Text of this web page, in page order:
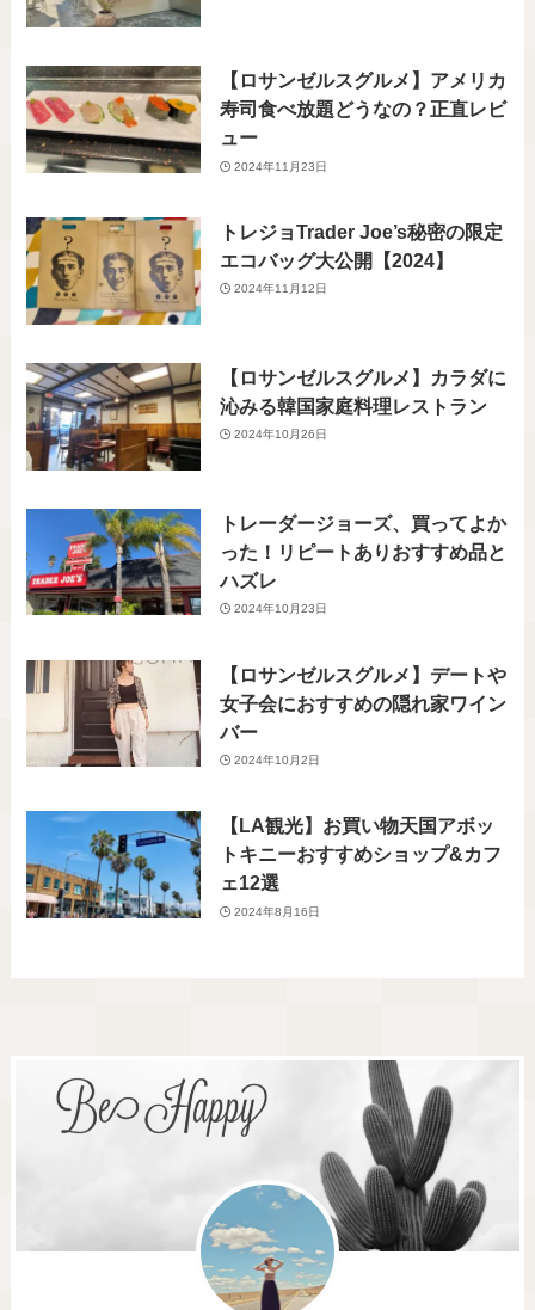
【ロサンゼルスグルメ】アメリカ
寿司食べ放題どうなの？正直レビ
ュー
2024年11月23日
トレジョTrader Joe’s秘密の限定
エコバッグ大公開【2024】
2024年11月12日
【ロサンゼルスグルメ】カラダに
沁みる韓国家庭料理レストラン
2024年10月26日
トレーダージョーズ、買ってよか
った！リピートありおすすめ品と
ハズレ
2024年10月23日
【ロサンゼルスグルメ】デートや
女子会におすすめの隠れ家ワイン
バー
2024年10月2日
【LA観光】お買い物天国アボッ
トキニーおすすめショップ&カフ
ェ12選
2024年8月16日